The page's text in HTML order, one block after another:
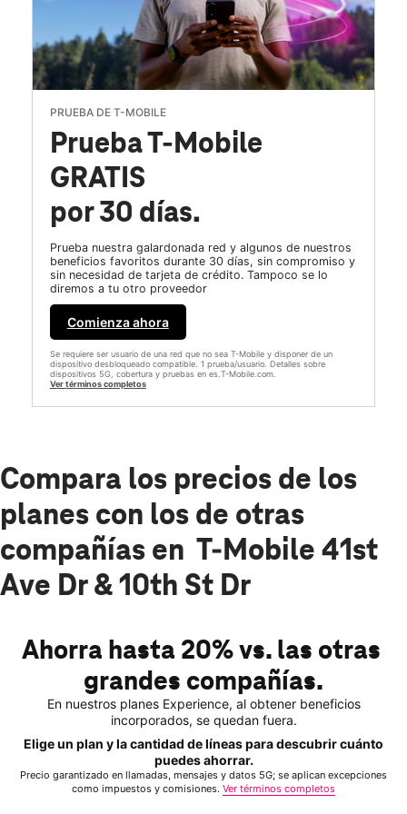
PRUEBA DE T-MOBILE
Prueba T-Mobile
GRATIS
por 30 días.
Prueba nuestra galardonada red y algunos de nuestros
beneficios favoritos durante 30 días, sin compromiso y
sin necesidad de tarjeta de crédito. Tampoco se lo
diremos a tu otro proveedor
Comienza ahora
Se requiere ser usuario de una red que no sea T-Mobile y disponer de un
dispositivo desbloqueado compatible. 1 prueba/usuario. Detalles sobre
dispositivos 5G, cobertura y pruebas en es.T-Mobile.com.
Ver términos completos
Compara los precios de los
planes con los de otras
compañías en T-Mobile 41st
Ave Dr & 10th St Dr